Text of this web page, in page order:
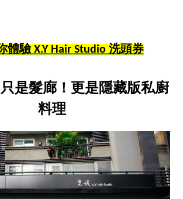
體驗 X.Y Hair Studio 洗頭券
只是髮廊！更是隱藏版私廚
料理